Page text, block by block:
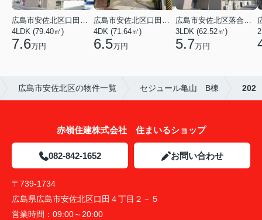
4LDK (79.40㎡)
7.6万円
4DK (71.64㎡)
6.5万円
3LDK (62.52㎡)
5.7万円
広島市安佐北区の物件一覧 セジュール亀山 B棟 202
赤嶺住建株式会社 住まいるショップ
082-842-1652 お問い合わせ
〒739-1734
広島県広島市安佐北区口田４丁目２－５
営業時間： 09:00～20:00